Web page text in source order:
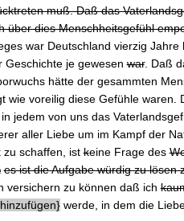
muß. Daß das
über dies Menschheitsgefühl
war Deutschland vierzig
Geschichte je gewesenwar. Daß
hätte der gesammten
wie voreilig diese Gefühle
jedem von uns das
aller Liebe um im Kampf der
zu schaffen, istkeine Frage des
es ist die Aufgabe würdig zu lösen
versichern zu können daß ich
werde, in dem die